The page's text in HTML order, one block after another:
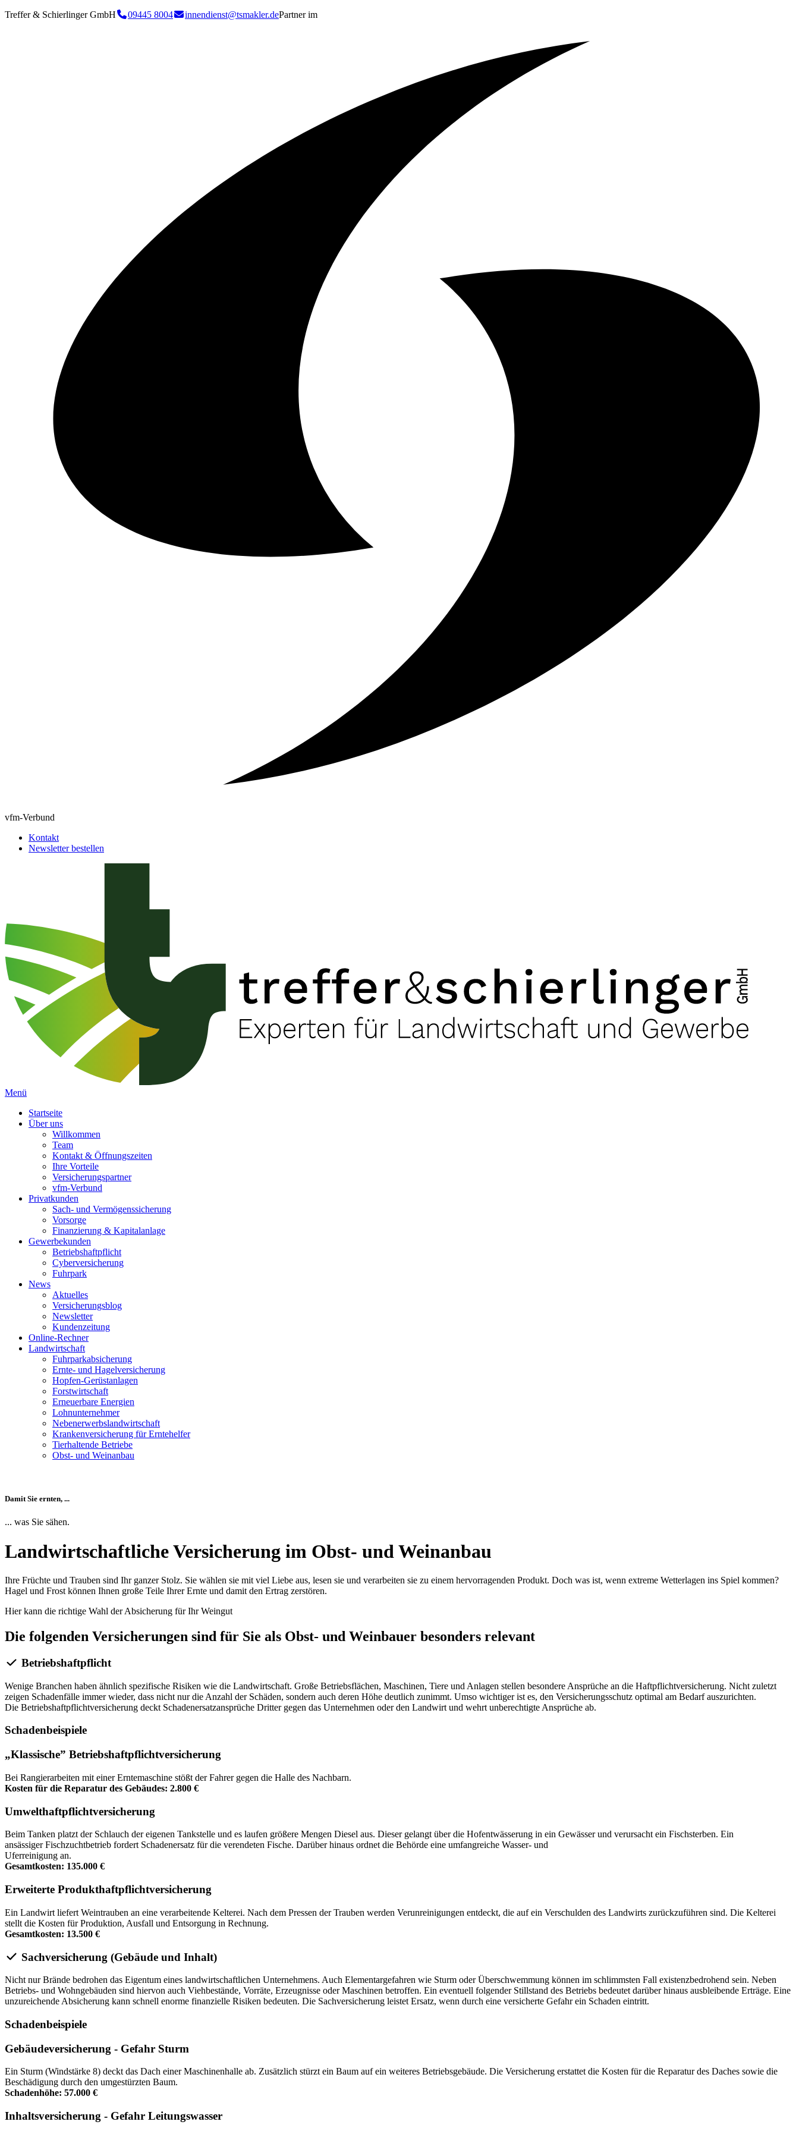
Treffer & Schierlinger GmbH 09445 8004 innendienst@tsmakler.dePartner im
vfm-Verbund
Kontakt
Newsletter bestellen
Menü
Startseite
Über uns
Willkommen
Team
Kontakt & Öffnungszeiten
Ihre Vorteile
Versicherungspartner
vfm-Verbund
Privatkunden
Sach- und Vermögenssicherung
Vorsorge
Finanzierung & Kapitalanlage
Gewerbekunden
Betriebshaftpflicht
Cyberversicherung
Fuhrpark
News
Aktuelles
Versicherungsblog
Newsletter
Kundenzeitung
Online-Rechner
Landwirtschaft
Fuhrparkabsicherung
Ernte- und Hagelversicherung
Hopfen-Gerüstanlagen
Forstwirtschaft
Erneuerbare Energien
Lohnunternehmer
Nebenerwerbslandwirtschaft
Krankenversicherung für Erntehelfer
Tierhaltende Betriebe
Obst- und Weinanbau
Damit Sie ernten, ...
... was Sie sähen.
Landwirtschaftliche Versicherung im Obst- und Weinanbau
Ihre Früchte und Trauben sind Ihr ganzer Stolz. Sie wählen sie mit viel Liebe aus, lesen sie und verarbeiten sie zu einem hervorragenden Produkt. Doch was ist, wenn extreme Wetterlagen ins Spiel kommen?
Hagel und Frost können Ihnen große Teile Ihrer Ernte und damit den Ertrag zerstören.
Hier kann die richtige Wahl der Absicherung für Ihr Weingut
Die folgenden Versicherungen sind für Sie als Obst- und Weinbauer besonders relevant
Betriebshaftpflicht
Wenige Branchen haben ähnlich spezifische Risiken wie die Landwirtschaft. Große Betriebsflächen, Maschinen, Tiere und Anlagen stellen besondere Ansprüche an die Haftpflichtversicherung. Nicht zuletzt
zeigen Schadenfälle immer wieder, dass nicht nur die Anzahl der Schäden, sondern auch deren Höhe deutlich zunimmt. Umso wichtiger ist es, den Versicherungsschutz optimal am Bedarf auszurichten.
Die Betriebshaftpflichtversicherung deckt Schadenersatzansprüche Dritter gegen das Unternehmen oder den Landwirt und wehrt unberechtigte Ansprüche ab.
Schadenbeispiele
„Klassische” Betriebshaftpflichtversicherung
Bei Rangierarbeiten mit einer Erntemaschine stößt der Fahrer gegen die Halle des Nachbarn.
Kosten für die Reparatur des Gebäudes: 2.800 €
Umwelthaftpflichtversicherung
Beim Tanken platzt der Schlauch der eigenen Tankstelle und es laufen größere Mengen Diesel aus. Dieser gelangt über die Hofentwässerung in ein Gewässer und verursacht ein Fischsterben. Ein
ansässiger Fischzuchtbetrieb fordert Schadenersatz für die verendeten Fische. Darüber hinaus ordnet die Behörde eine umfangreiche Wasser- und
Uferreinigung an.
Gesamtkosten: 135.000 €
Erweiterte Produkthaftpflichtversicherung
Ein Landwirt liefert Weintrauben an eine verarbeitende Kelterei. Nach dem Pressen der Trauben werden Verunreinigungen entdeckt, die auf ein Verschulden des Landwirts zurückzuführen sind. Die Kelterei
stellt die Kosten für Produktion, Ausfall und Entsorgung in Rechnung.
Gesamtkosten: 13.500 €
Sachversicherung (Gebäude und Inhalt)
Nicht nur Brände bedrohen das Eigentum eines landwirtschaftlichen Unternehmens. Auch Elementargefahren wie Sturm oder Überschwemmung können im schlimmsten Fall existenzbedrohend sein. Neben
Betriebs- und Wohngebäuden sind hiervon auch Viehbestände, Vorräte, Erzeugnisse oder Maschinen betroffen. Ein eventuell folgender Stillstand des Betriebs bedeutet darüber hinaus ausbleibende Erträge. Eine
unzureichende Absicherung kann schnell enorme finanzielle Risiken bedeuten. Die Sachversicherung leistet Ersatz, wenn durch eine versicherte Gefahr ein Schaden eintritt.
Schadenbeispiele
Gebäudeversicherung - Gefahr Sturm
Ein Sturm (Windstärke 8) deckt das Dach einer Maschinenhalle ab. Zusätzlich stürzt ein Baum auf ein weiteres Betriebsgebäude. Die Versicherung erstattet die Kosten für die Reparatur des Daches sowie die
Beschädigung durch den umgestürzten Baum.
Schadenhöhe: 57.000 €
Inhaltsversicherung - Gefahr Leitungswasser